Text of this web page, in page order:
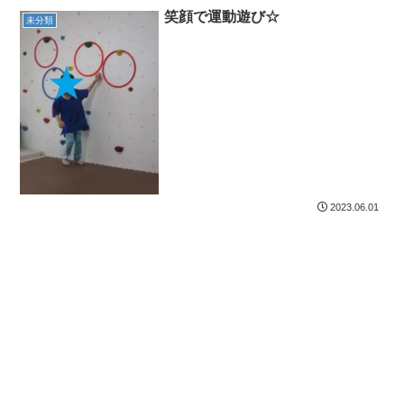
未分類 笑顔で運動遊び☆
2023.06.01